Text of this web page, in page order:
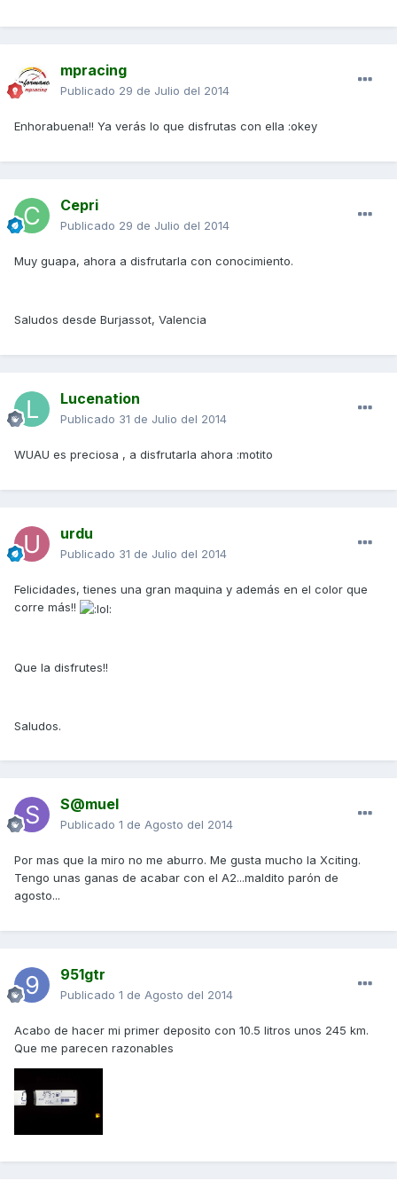
mpracing
Publicado 29 de Julio del 2014
Enhorabuena!! Ya verás lo que disfrutas con ella :okey
Cepri
Publicado 29 de Julio del 2014
Muy guapa, ahora a disfrutarla con conocimiento.
Saludos desde Burjassot, Valencia
Lucenation
Publicado 31 de Julio del 2014
WUAU es preciosa , a disfrutarla ahora :motito
urdu
Publicado 31 de Julio del 2014
Felicidades, tienes una gran maquina y además en el color que
corre más!!
Que la disfrutes!!
Saludos.
S@muel
Publicado 1 de Agosto del 2014
Por mas que la miro no me aburro. Me gusta mucho la Xciting.
Tengo unas ganas de acabar con el A2...maldito parón de
agosto...
951gtr
Publicado 1 de Agosto del 2014
Acabo de hacer mi primer deposito con 10.5 litros unos 245 km.
Que me parecen razonables